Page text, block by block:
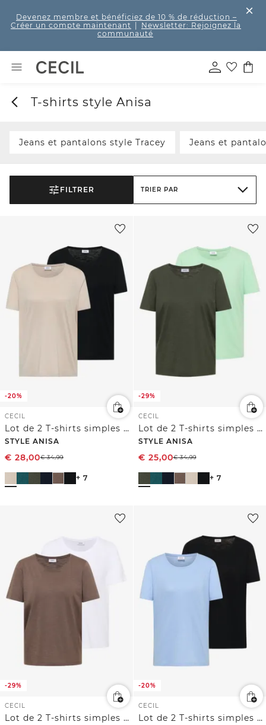
Devenez membre et bénéficiez de 10 % de réduction –
Créer un compte maintenant
Newsletter: Rejoignez la
communauté
T-shirts style Anisa
Jeans et pantalons style Tracey Jeans et
FILTRER TRIER PAR
-20%
CECIL
Lot de 2 T-shirts simples à col rond
STYLE ANISA
€ 28,00€34,99
+ 7
-29%
CECIL
Lot de 2 T-shirts simples à col rond
STYLE ANISA
€ 25,00€34,99
+ 7
-29%
CECIL
Lot de 2 T-shirts simples à col rond
-20%
CECIL
Lot de 2 T-shirts simples à col rond